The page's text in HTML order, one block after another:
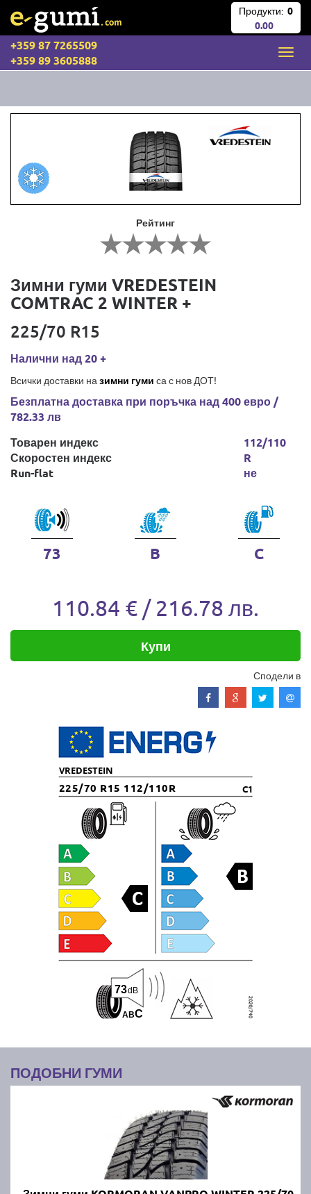
Продукти: 0
0.00
+359 87 7265509
+359 89 3605888
Рейтинг
Зимни гуми VREDESTEIN
COMTRAC 2 WINTER +
225/70 R15
Налични над 20 +
Всички доставки на зимни гуми са с нов ДОТ!
Безплатна доставка при поръчка над 400 евро /
782.33 лв
Товарен индекс
Скоростен индекс
Run-flat
112/110
R
не
73 B C
110.84 € / 216.78 лв.
Купи
Сподели в
VREDESTEIN
225/70 R15 112/110R C1
ABC
73dB
ПОДОБНИ ГУМИ